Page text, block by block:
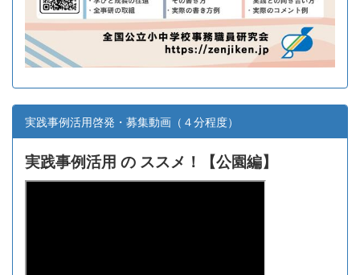
実践事例活用啓発・募集動画（４分程度）
実践事例活用 の ススメ！【公園編】